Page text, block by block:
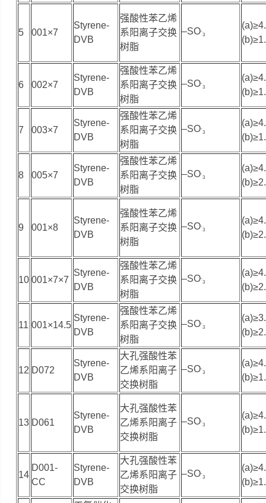
5 001×7
Styrene-
DVB
强酸性苯乙烯
系阳离子交换
树脂
–SO-
3
6 002×7
Styrene-
DVB
强酸性苯乙烯
系阳离子交换
树脂
–SO-
3
7 003×7
Styrene-
DVB
强酸性苯乙烯
系阳离子交换
树脂
–SO-
3
8 005×7
Styrene-
DVB
强酸性苯乙烯
系阳离子交换
树脂
–SO-
3
9 001×8
Styrene-
DVB
强酸性苯乙烯
系阳离子交换
树脂
–SO-
3
10 001×7×7
Styrene-
DVB
强酸性苯乙烯
系阳离子交换
树脂
–SO-
3
11 001×14.5
Styrene-
DVB
强酸性苯乙烯
系阳离子交换
树脂
–SO-
3
12 D072
Styrene-
DVB
大孔强酸性苯
乙烯系阳离子
交换树脂
–SO-
3
13 D061
Styrene-
DVB
大孔强酸性苯
乙烯系阳离子
交换树脂
–SO-
3
14
D001-
CC
Styrene-
DVB
大孔强酸性苯
乙烯系阳离子
交换树脂
–SO-
3